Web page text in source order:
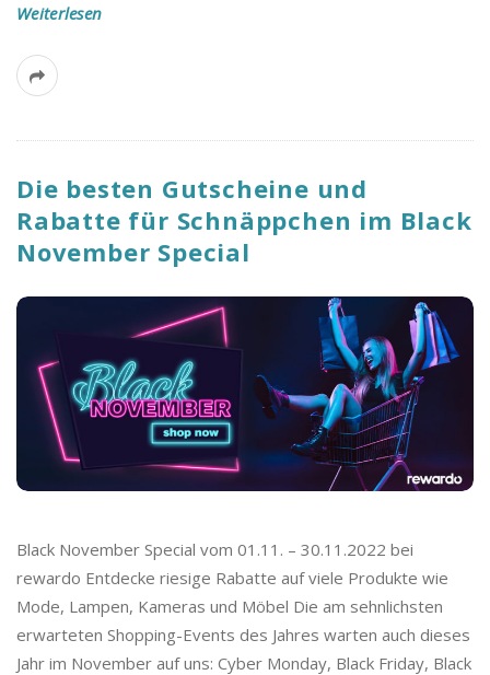
Weiterlesen
Die besten Gutscheine und
Rabatte für Schnäppchen im Black
November Special
Black November Special vom 01.11. – 30.11.2022 bei
rewardo Entdecke riesige Rabatte auf viele Produkte wie
Mode, Lampen, Kameras und Möbel Die am sehnlichsten
erwarteten Shopping-Events des Jahres warten auch dieses
Jahr im November auf uns: Cyber Monday, Black Friday, Black